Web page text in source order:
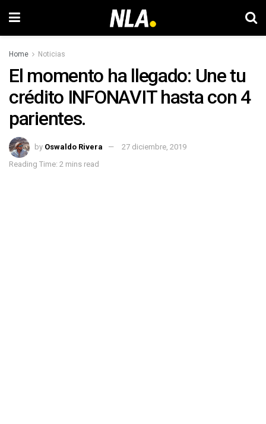
Home Noticias
El momento ha llegado: Une tu
crédito INFONAVIT hasta con 4
parientes.
by Oswaldo Rivera
27 diciembre, 2019
Reading Time: 2 mins read